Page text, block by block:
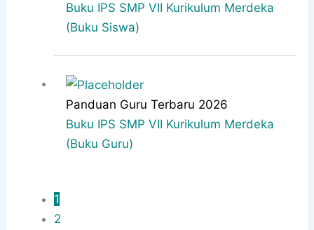
Buku IPS SMP VII Kurikulum Merdeka
(Buku Siswa)
Panduan Guru Terbaru 2026
Buku IPS SMP VII Kurikulum Merdeka
(Buku Guru)
1
2